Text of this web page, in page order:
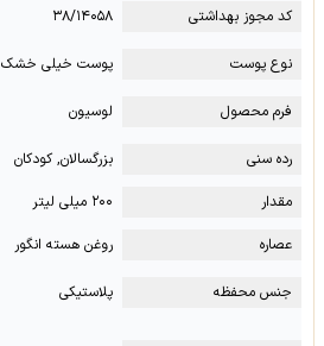
کد مجوز بهداشتی ۳۸/۱۴۰۵۸
نوع پوست پوست خیلی خشک
فرم محصول لوسیون
رده سنی
بزرگسالان, کودکان
مقدار
۲۰۰ میلی لیتر
عصاره
روغن هسته انگور
جنس محفظه پلاستیکی